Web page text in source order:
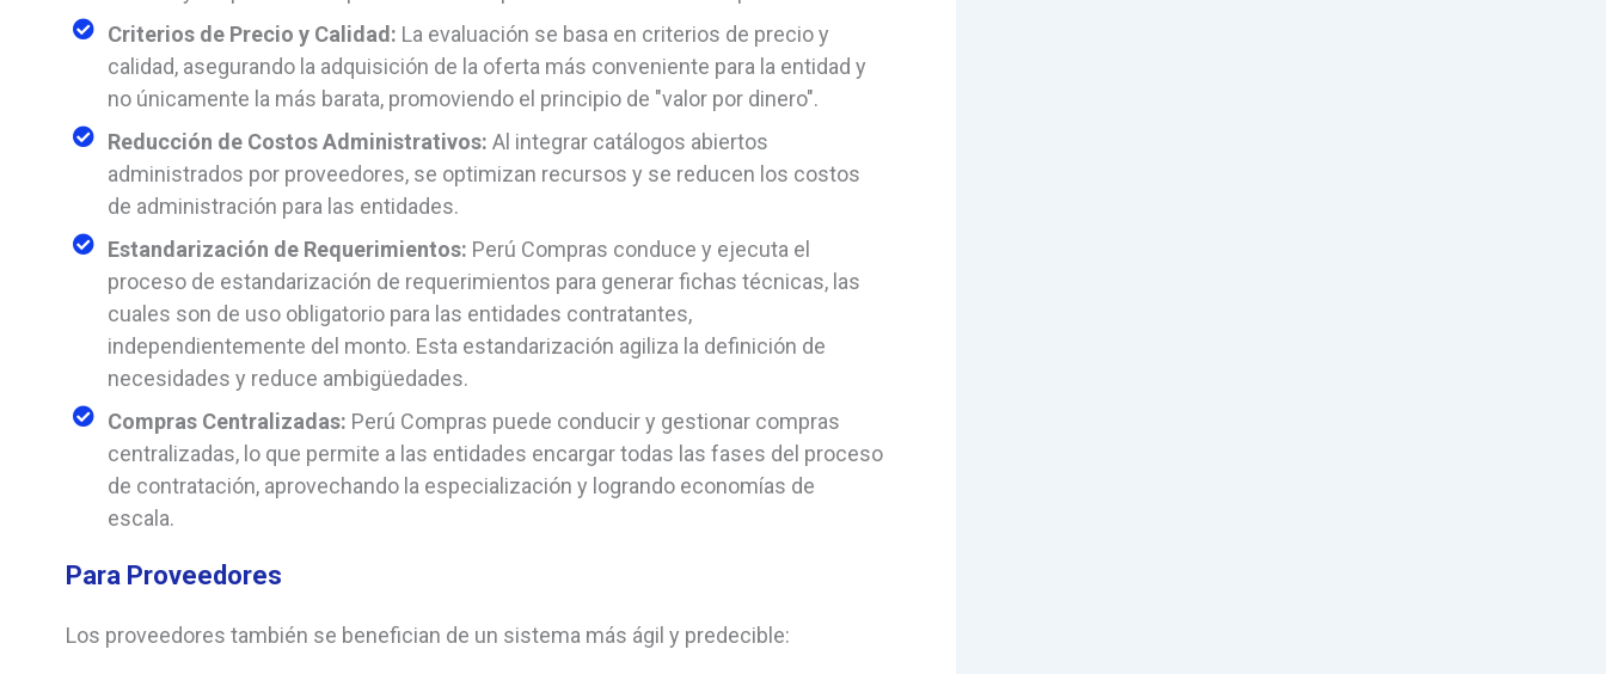
Criterios de Precio y Calidad: La evaluación se basa en criterios de precio y
calidad, asegurando la adquisición de la oferta más conveniente para la entidad y
no únicamente la más barata, promoviendo el principio de "valor por dinero".
Reducción de Costos Administrativos: Al integrar catálogos abiertos
administrados por proveedores, se optimizan recursos y se reducen los costos
de administración para las entidades.
Estandarización de Requerimientos: Perú Compras conduce y ejecuta el
proceso de estandarización de requerimientos para generar fichas técnicas, las
cuales son de uso obligatorio para las entidades contratantes,
independientemente del monto. Esta estandarización agiliza la definición de
necesidades y reduce ambigüedades.
Compras Centralizadas: Perú Compras puede conducir y gestionar compras
centralizadas, lo que permite a las entidades encargar todas las fases del proceso
de contratación, aprovechando la especialización y logrando economías de
escala.
Para Proveedores
Los proveedores también se benefician de un sistema más ágil y predecible: